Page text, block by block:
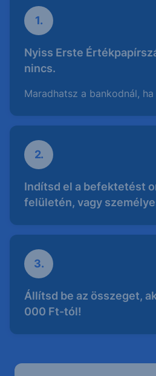
1.
Nyiss Erste
nincs.
Maradhatsz a bankodnál,
2.
Indítsd el a befektetést
felületén, vagy
3.
Állítsd be az összeget,
000 Ft-tól!